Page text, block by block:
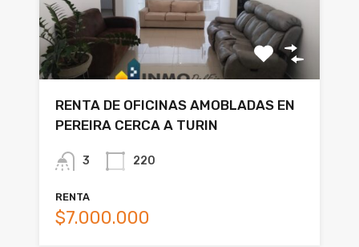
RENTA DE OFICINAS AMOBLADAS EN
PEREIRA CERCA A TURIN
3 220
RENTA
$7.000.000